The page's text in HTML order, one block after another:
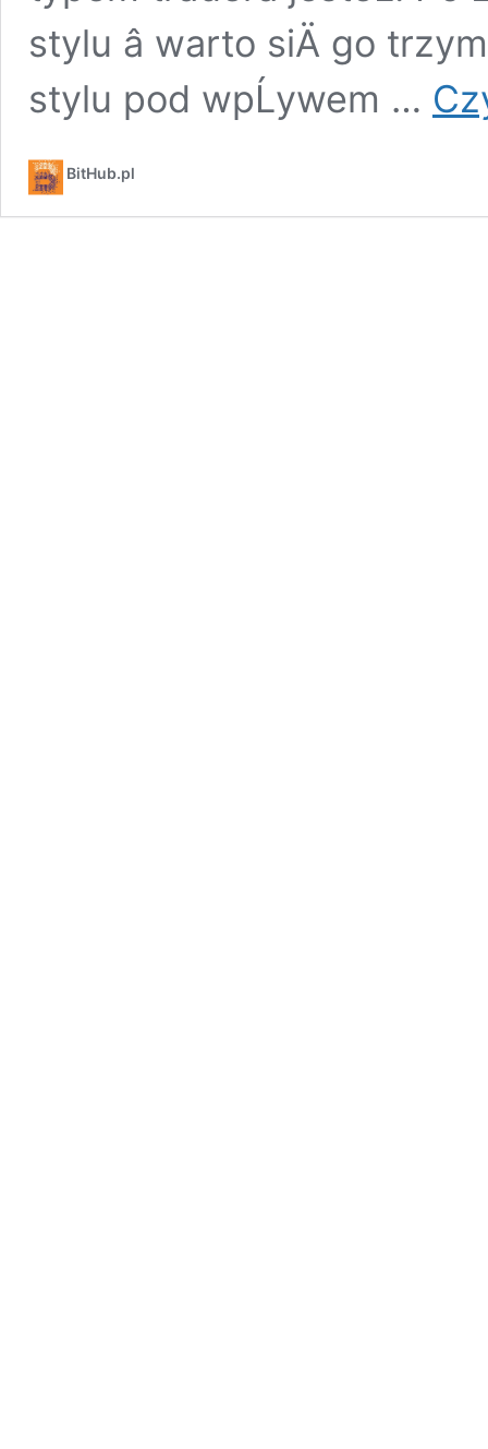
stylu â warto siÄ go
stylu pod wpĹywem …
BitHub.pl